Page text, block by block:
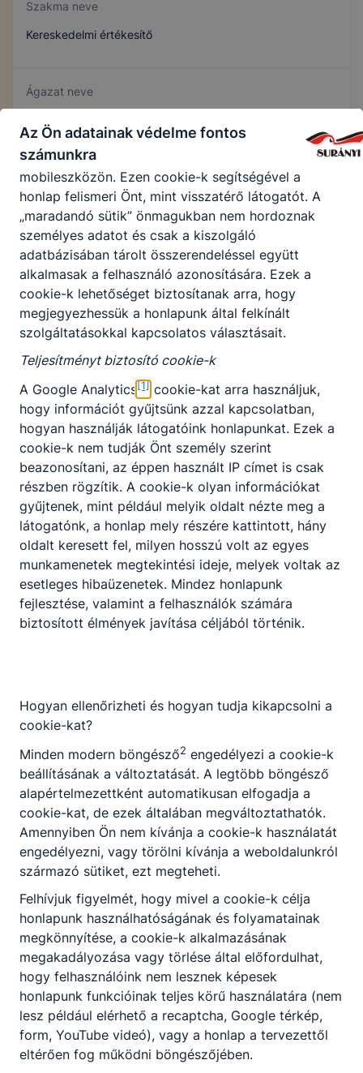
Szakma neve
Kereskedelmi értékesítő
Ágazat neve
Szakmajegyzék száma
404161302
Képzés időtartama
3 év
KKK/PTT
KKK letöltése (pdf)
PTT letöltése (pdf)
Okleveles technikusképzés
Nem
Előjelentkezés
Kereskedelem ágazat képzése, amely
szakképzettség megszerzésével zárul.
A kereskedelmi értékesítő a korszerű
eladástechnikák alkalmazásával kiszolgálja és
tájékoztatja a vásárlókat.
Értékesítési stratégiája a vevői igényeken alapul,
tevékenysége kiterjed továbbá az áru
beszerzésére, átvételére, készlet kezelésére,
állagmegóvására és a környezetvédelemre.
Ajánlott minden ﬁatal számára, aki szeret
emberekkel foglalkozni, szereti a változatos
KOMPETENCIAELVÁRÁS
Önállóság, felelősségtudat, kommunikációs
készség, csapatban való együttműködés,
precizitás, problémamegoldó képesség, jó
kapcsolatteremtő képesség, empátia, digitális
eszközök készségszintű használata.
A SZAKKÉPZETTSÉGGEL RENDELKEZŐ
komplex értékesítői feladatot lát el;
felméri a vásárló igényeit, bemutatja az
árut és a lehetséges kapcsolódó
szolgáltatásokat, szakmai tanácsaival
segíti a vásárlót a döntésében;
közreműködik az árubeszerzés
folyamatában, előkészíti a megrendelést
Az Ön adatainak védelme fontos
számunkra
bezárásával ezek a cookie-k automatikusan
alkalmazása nélkül nem tudjuk garantálni Önnek
Használatot elősegítő "maradandó sütik" (persistent
cookie)
A "maradandó sütik" a honlap elhagyását követően
is tárolódnak a számítógépen, notebookon vagy
mobileszközön. Ezen cookie-k segítségével a
honlap felismeri Önt, mint visszatérő látogatót. A
„maradandó sütik” önmagukban nem hordoznak
személyes adatot és csak a kiszolgáló
adatbázisában tárolt összerendeléssel együtt
alkalmasak a felhasználó azonosítására. Ezek a
cookie-k lehetőséget biztosítanak arra, hogy
megjegyezhessük a honlapunk által felkínált
szolgáltatásokkal kapcsolatos választásait.
Teljesítményt biztosító cookie-k
A Google Analytics[1] cookie-kat arra használjuk,
hogy információt gyűjtsünk azzal kapcsolatban,
hogyan használják látogatóink honlapunkat. Ezek a
cookie-k nem tudják Önt személy szerint
beazonosítani, az éppen használt IP címet is csak
részben rögzítik. A cookie-k olyan információkat
gyűjtenek, mint például melyik oldalt nézte meg a
látogatónk, a honlap mely részére kattintott, hány
oldalt keresett fel, milyen hosszú volt az egyes
munkamenetek megtekintési ideje, melyek voltak az
esetleges hibaüzenetek. Mindez honlapunk
fejlesztése, valamint a felhasználók számára
biztosított élmények javítása céljából történik.
Hogyan ellenőrizheti és hogyan tudja kikapcsolni a
cookie-kat?
Minden modern böngésző2 engedélyezi a cookie-k
beállításának a változtatását. A legtöbb böngésző
alapértelmezettként automatikusan elfogadja a
cookie-kat, de ezek általában megváltoztathatók.
Amennyiben Ön nem kívánja a cookie-k használatát
engedélyezni, vagy törölni kívánja a weboldalunkról
származó sütiket, ezt megteheti.
Felhívjuk figyelmét, hogy mivel a cookie-k célja
honlapunk használhatóságának és folyamatainak
megkönnyítése, a cookie-k alkalmazásának
megakadályozása vagy törlése által előfordulhat,
hogy felhasználóink nem lesznek képesek
honlapunk funkcióinak teljes körű használatára (nem
lesz például elérhető a recaptcha, Google térkép,
form, YouTube videó), vagy a honlap a tervezettől
eltérően fog működni böngészőjében.